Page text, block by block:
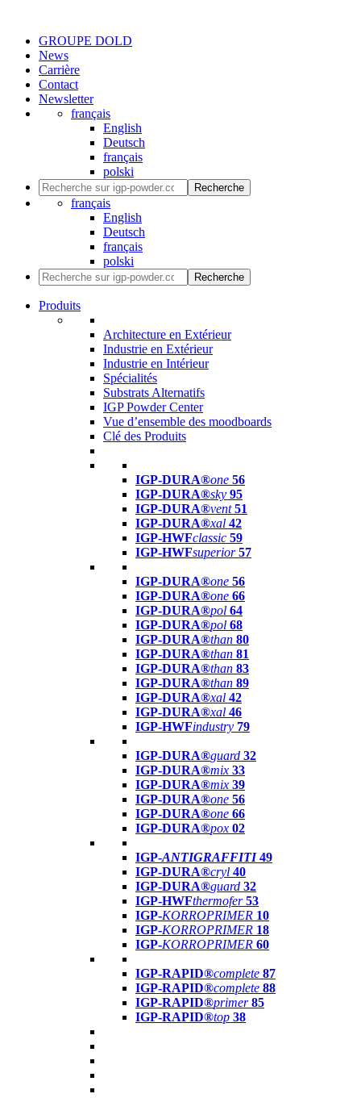
GROUPE DOLD
News
Carrière
Contact
Newsletter
français
English
Deutsch
français
polski
Recherche
français
English
Deutsch
français
polski
Recherche
Produits
Architecture en Extérieur
Industrie en Extérieur
Industrie en Intérieur
Spécialités
Substrats Alternatifs
IGP Powder Center
Vue d’ensemble des moodboards
Clé des Produits
IGP-DURA®one 56
IGP-DURA®sky 95
IGP-DURA®vent 51
IGP-DURA®xal 42
IGP-HWFclassic 59
IGP-HWFsuperior 57
IGP-DURA®one 56
IGP-DURA®one 66
IGP-DURA®pol 64
IGP-DURA®pol 68
IGP-DURA®than 80
IGP-DURA®than 81
IGP-DURA®than 83
IGP-DURA®than 89
IGP-DURA®xal 42
IGP-DURA®xal 46
IGP-HWFindustry 79
IGP-DURA®guard 32
IGP-DURA®mix 33
IGP-DURA®mix 39
IGP-DURA®one 56
IGP-DURA®one 66
IGP-DURA®pox 02
IGP-ANTIGRAFFITI49
IGP-DURA®cryl 40
IGP-DURA®guard 32
IGP-HWFthermofer 53
IGP-KORROPRIMER 10
IGP-KORROPRIMER 18
IGP-KORROPRIMER 60
IGP-RAPID®complete 87
IGP-RAPID®complete 88
IGP-RAPID®primer 85
IGP-RAPID®top 38